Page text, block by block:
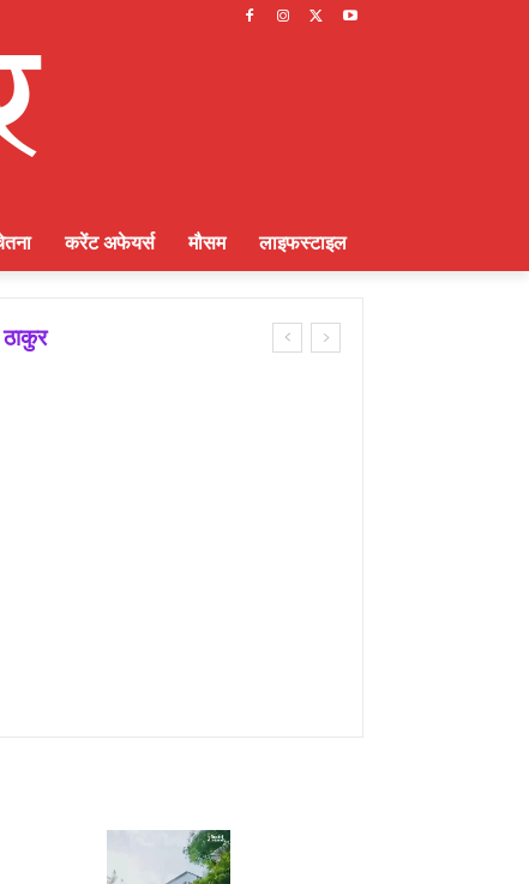
करेंट अफेयर्स मौसम लाइफस्टाइल